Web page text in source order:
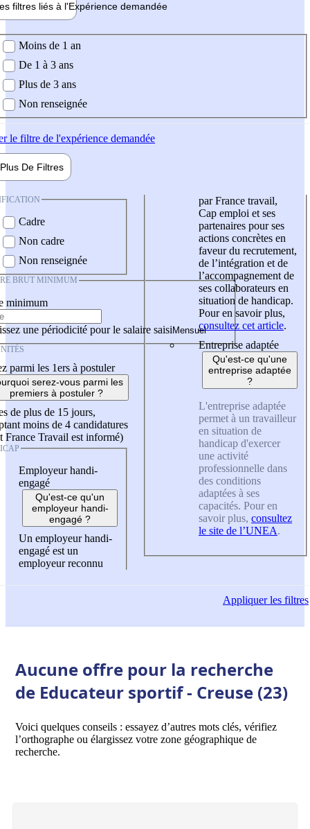
filtres liés à l'Expérience demandée
demandée
Moins de 1 an
De 1 à 3 ans
Plus de 3 ans
Non renseignée
le filtre de l'expérience demandée
Plus De Filtres
Cadre
Non cadre
Non renseignée
BRUT MINIMUM
minimum
une périodicité pour le salaire saisi
parmi les 1ers à postuler
serez-vous parmi les
premiers à postuler ?
de plus de 15 jours,
moins de 4 candidatures
France Travail est informé)
Employeur handi-
engagé
Qu'est-ce qu'un
employeur handi-
engagé ?
Un employeur handi-
engagé est un
employeur reconnu
par France travail,
Cap emploi et ses
partenaires pour ses
actions concrètes en
faveur du recrutement,
de l’intégration et de
l’accompagnement de
ses collaborateurs en
situation de handicap.
Pour en savoir plus,
consultez cet article.
Entreprise adaptée
Qu'est-ce qu'une
entreprise adaptée
?
L'entreprise adaptée
permet à un travailleur
en situation de
handicap d'exercer
une activité
professionnelle dans
des conditions
adaptées à ses
capacités. Pour en
savoir plus, consultez
le site de l’UNEA.
Appliquerles filtres
Aucune offre pour la recherche
de Educateur sportif - Creuse (23)
Voici quelques conseils : essayez d’autres mots clés, vérifiez
l’orthographe ou élargissez votre zone géographique de
recherche.